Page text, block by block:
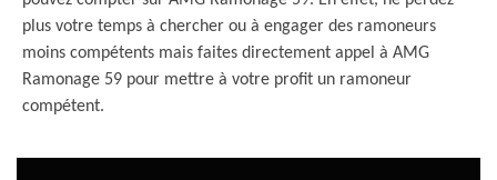
plus votre temps à chercher ou à engager des ramoneurs
moins compétents mais faites directement appel à AMG
Ramonage 59 pour mettre à votre profit un ramoneur
compétent.